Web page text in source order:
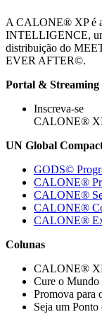
A CALONE® XP é
INTELLIGENCE,
distribuição do
EVER AFTER©.
Portal & Streaming
Inscreva-se
CALONE®
UN Global
GODS©
CALONE®
CALONE®
CALONE®
CALONE®
Colunas
CALONE®
Cure o Mundo
Promova para
Seja um